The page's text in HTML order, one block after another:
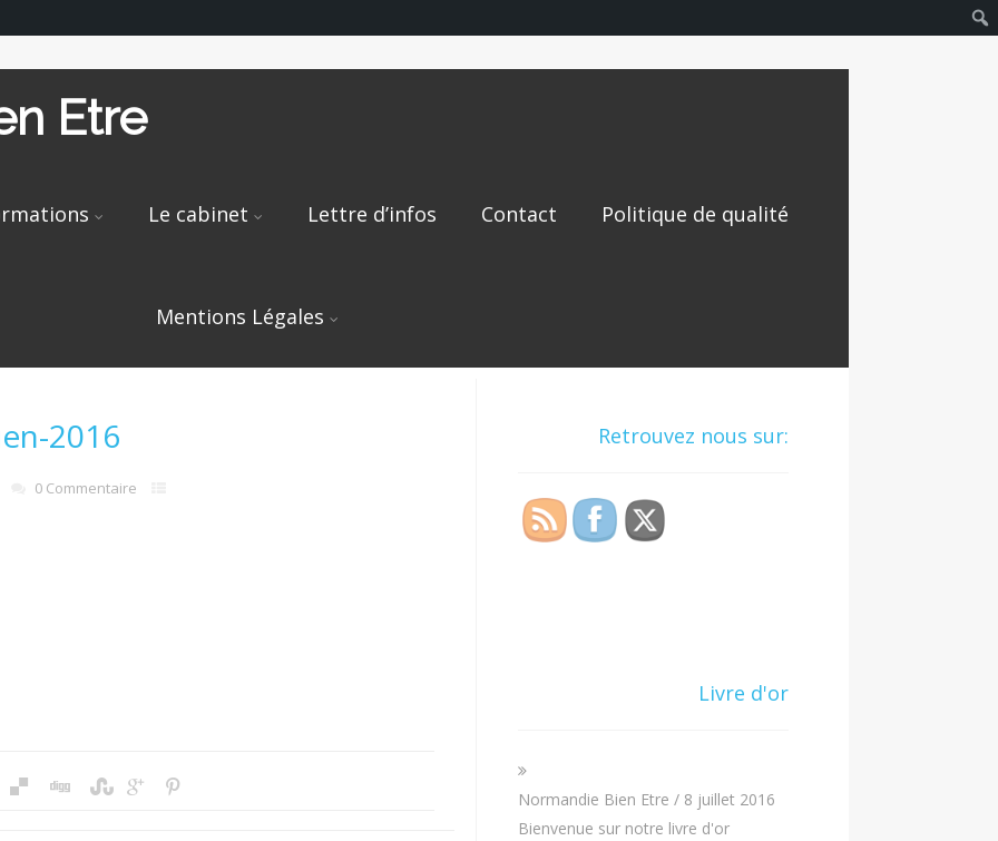
Etre
Le cabinet Lettre d’infos Contact Politique de qualité
Mentions Légales
2016
0 Commentaire
Retrouvez nous sur:
Livre d'or
Normandie Bien Etre / 8 juillet 2016
Bienvenue sur notre livre d'or